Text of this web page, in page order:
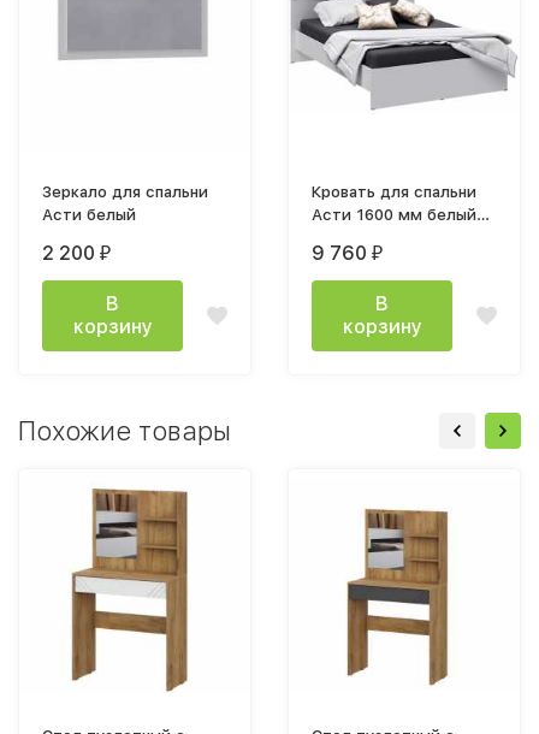
Зеркало для спальни
Асти белый
2 200 ₽
В
корзину
Кровать для спальни
Асти 1600 мм белый
9 760 ₽
В
корзину
Похожие товары